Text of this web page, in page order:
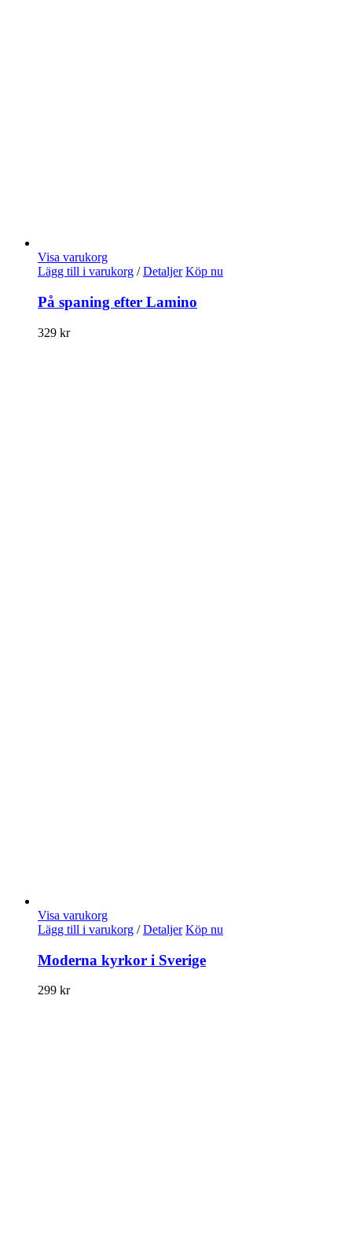
Visa varukorg
Lägg till i varukorg / Detaljer Köp nu
På spaning efter Lamino
329 kr
Visa varukorg
Lägg till i varukorg / Detaljer Köp nu
Moderna kyrkor i Sverige
299 kr